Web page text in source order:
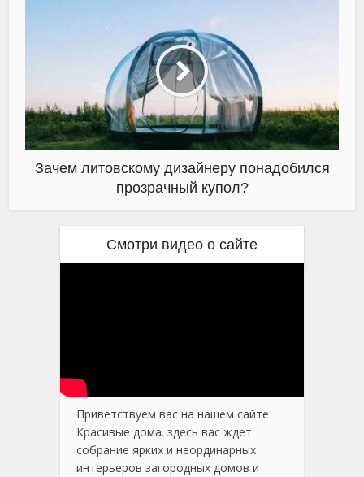
Зачем литовскому дизайнеру понадобился
прозрачный купол?
Смотри видео о сайте
Приветствуем вас на нашем сайте
Красивые дома. здесь вас ждет
собрание ярких и неординарных
интерьеров загородных домов и